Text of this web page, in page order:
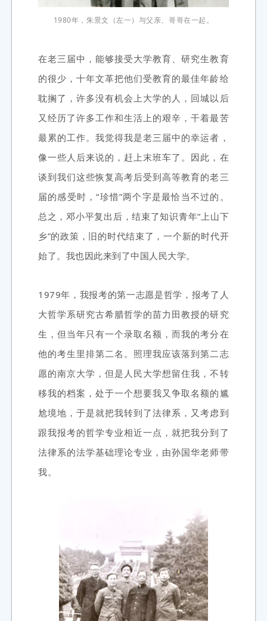
1980年，朱景文（左一）与父亲、哥哥在一起。
在老三届中，能够接受大学教育、研究生教育
的很少，十年文革把他们受教育的最佳年龄给
耽搁了，许多没有机会上大学的人，回城以后
又经历了许多工作和生活上的艰辛，干着最苦
最累的工作。我觉得我是老三届中的幸运者，
像一些人后来说的，赶上末班车了。因此，在
谈到我们这些恢复高考后受到高等教育的老三
届的感受时，“珍惜”两个字是最恰当不过的。
总之，邓小平复出后，结束了知识青年“上山下
乡”的政策，旧的时代结束了，一个新的时代开
始了。我也因此来到了中国人民大学。
1979年，我报考的第一志愿是哲学，报考了人
大哲学系研究古希腊哲学的苗力田教授的研究
生，但当年只有一个录取名额，而我的考分在
他的考生里排第二名。照理我应该落到第二志
愿的南京大学，但是人民大学想留住我，不转
移我的档案，处于一个想要我又争取名额的尴
尬境地，于是就把我转到了法律系，又考虑到
跟我报考的哲学专业相近一点，就把我分到了
法律系的法学基础理论专业，由孙国华老师带
我。